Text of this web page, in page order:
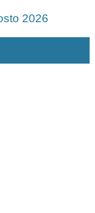
2026